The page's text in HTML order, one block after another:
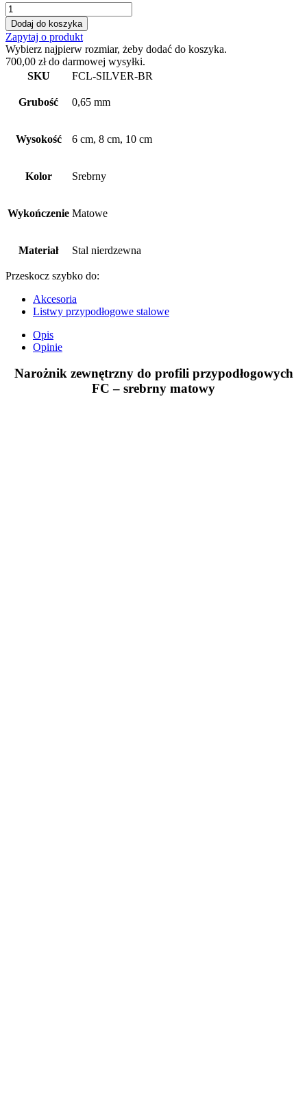
ilość
NAROŻNIK
ZEWNĘTRZNY
DO
LISTEW
PRZYPODŁOGOWYCH
MAT
Dodaj do koszyka
Zapytaj o produkt
Wybierz najpierw rozmiar, żeby dodać do koszyka.
700,00 złdo darmowej wysyłki.
SKU
FCL-SILVER-BR
Grubość 0,65 mm
Wysokość 6 cm, 8 cm, 10 cm
Kolor Srebrny
Wykończenie Matowe
Materiał Stal nierdzewna
Przeskocz szybko do:
Akcesoria
Listwy przypodłogowe stalowe
Opis
Opinie
Narożnik zewnętrzny do profili przypodłogowych
FC – srebrny matowy